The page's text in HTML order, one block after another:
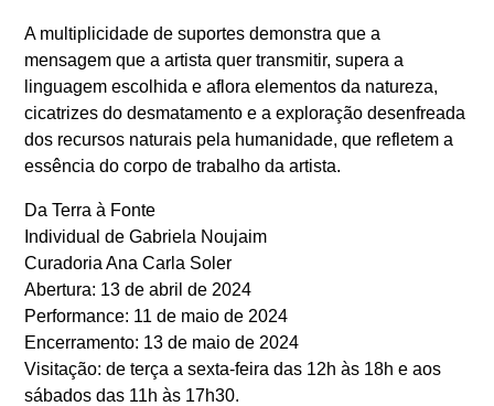
A multiplicidade de suportes demonstra que a
mensagem que a artista quer transmitir, supera a
linguagem escolhida e aflora elementos da natureza,
cicatrizes do desmatamento e a exploração desenfreada
dos recursos naturais pela humanidade, que refletem a
essência do corpo de trabalho da artista.
Da Terra à Fonte
Individual de Gabriela Noujaim
Curadoria Ana Carla Soler
Abertura: 13 de abril de 2024
Performance: 11 de maio de 2024
Encerramento: 13 de maio de 2024
Visitação: de terça a sexta-feira das 12h às 18h e aos
sábados das 11h às 17h30.